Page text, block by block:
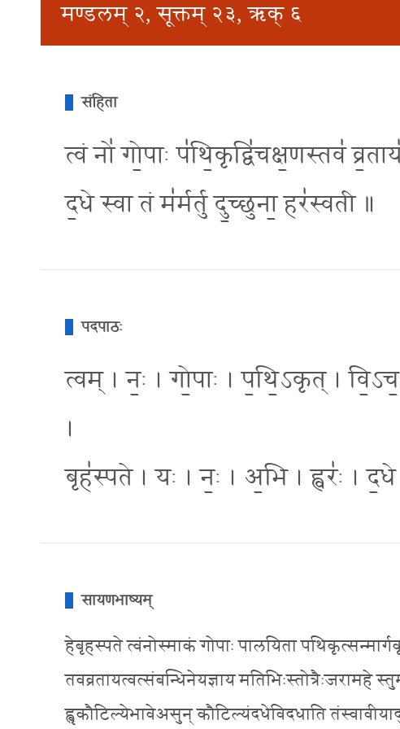
मण्डलम् २, सूक्तम् २३, ऋक् ६
संहिता
त्वं नो॑ गो॒पाः प॑थि॒कृद्वि॑चक्ष॒णस्तव॑
द॒धे स्वा तं म॑र्मर्तु दु॒च्छुना॒ हर॑स्वती ॥
पदपाठः
त्वम् । नः॒ । गो॒पाः । प॒थि॒ऽकृत् ।
।
बृह॑स्पते । यः । नः॒ । अ॒भि । ह्वरः॑ ।
सायणभाष्यम्
हेबृहस्पते त्वंनोस्माकं गोपाः पालयिता
तवव्रतायत्वत्संबन्धिनेयज्ञाय मतिभिःस्तोत्रैःजरामहे
ह्वृकौटिल्येभावेअसुन् कौटिल्यंदधेविदधाति